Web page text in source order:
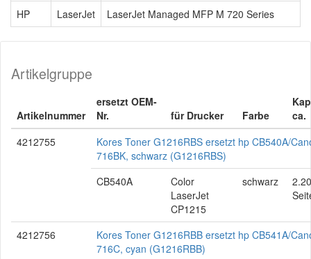
HP
LaserJet LaserJet Managed MFP M 720 Series
Artikelgruppe
Artikelnummer
ersetzt OEM-
Nr.
für Drucker Farbe
ca.
4212755
Kores Toner G1216RBS ersetzt hp CB540A/
716BK, schwarz (G1216RBS)
CB540A
Color
LaserJet
CP1215
schwarz
4212756
Kores Toner G1216RBB ersetzt hp CB541A/
716C, cyan (G1216RBB)